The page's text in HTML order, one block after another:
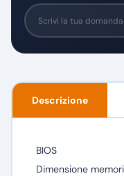
Descrizione
BIOS
Dimensione